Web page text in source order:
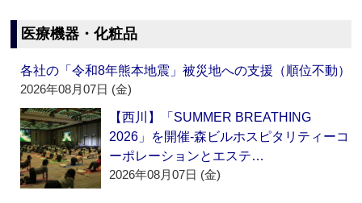
医療機器・化粧品
各社の「令和8年熊本地震」被災地への支援（順位不動）
2026年08月07日 (金)
【西川】「SUMMER BREATHING
2026」を開催‐森ビルホスピタリティーコ
ーポレーションとエステ…
2026年08月07日 (金)